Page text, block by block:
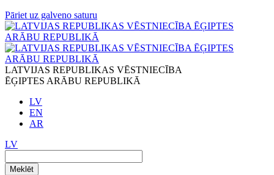
Pāriet uz galveno saturu
LATVIJAS REPUBLIKAS VĒSTNIECĪBA
ĒĢIPTES ARĀBU REPUBLIKĀ
LV
EN
AR
LV
Meklēt